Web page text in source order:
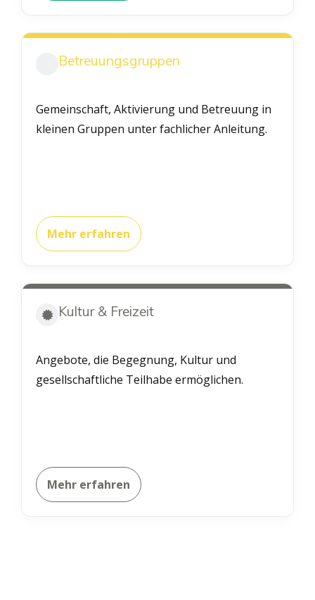
Betreuungsgruppen
Gemeinschaft, Aktivierung und Betreuung in
kleinen Gruppen unter fachlicher Anleitung.
Mehr erfahren
Kultur & Freizeit
Angebote, die Begegnung, Kultur und
gesellschaftliche Teilhabe ermöglichen.
Mehr erfahren